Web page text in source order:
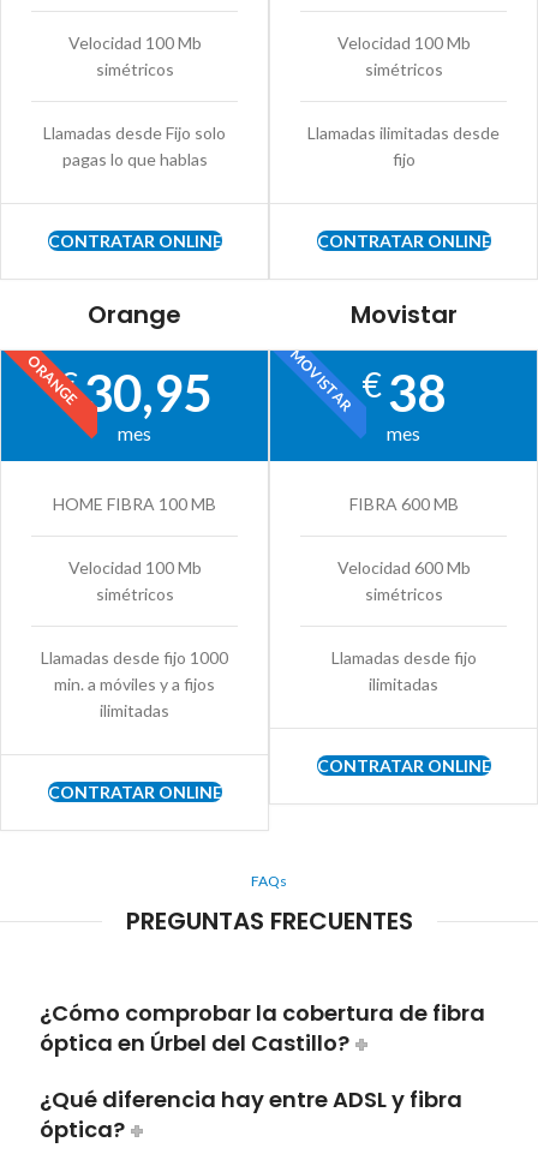
Velocidad 100 Mb
simétricos
Llamadas desde Fijo solo
pagas lo que hablas
CONTRATAR ONLINE
Velocidad 100 Mb
simétricos
Llamadas ilimitadas desde
fijo
CONTRATAR ONLINE
Orange
ORANGE
€30,95
mes
HOME FIBRA 100 MB
Velocidad 100 Mb
simétricos
Llamadas desde fijo 1000
min. a móviles y a fijos
ilimitadas
CONTRATAR ONLINE
Movistar
MOVISTAR€38
mes
FIBRA 600 MB
Velocidad 600 Mb
simétricos
Llamadas desde fijo
ilimitadas
CONTRATAR ONLINE
FAQs
PREGUNTAS FRECUENTES
¿Cómo comprobar la cobertura de fibra
óptica en Úrbel del Castillo?
¿Qué diferencia hay entre ADSL y fibra
óptica?